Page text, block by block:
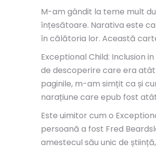
M-am gândit la teme mult
înțesătoare. Narativa este
în călătoria lor. Această
Exceptional Child: Inclusion
de descoperire care era
paginile, m-am simțit ca și
narațiune care epub fost
Este uimitor cum o
persoană a fost Fred
amestecul său unic de